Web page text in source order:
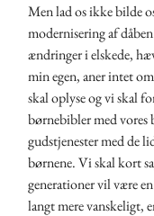
Men lad os ikke bilde
modernisering af
ændringer i elskede,
min egen, aner intet
skal oplyse og vi skal
børnebibler med vores
gudstjenester med de
børnene. Vi skal kort
generationer vil være
langt mere vanskeligt,